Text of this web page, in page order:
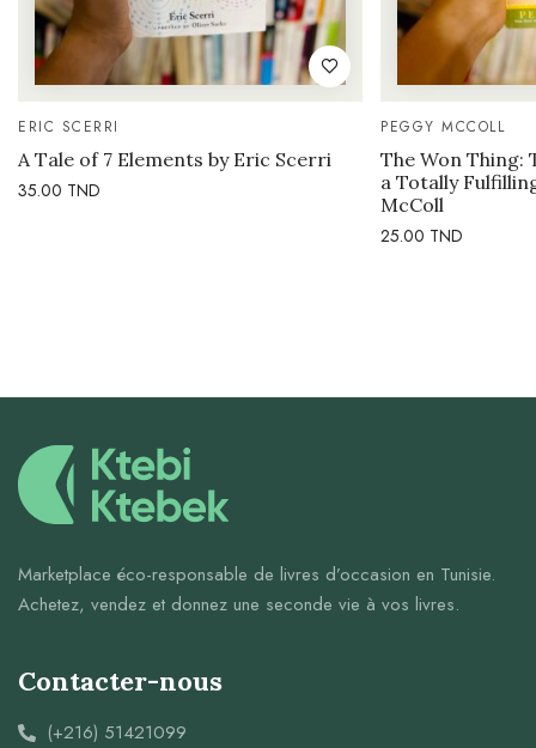
ERIC SCERRI
A Tale of 7 Elements by Eric Scerri
35.00 TND
PEGGY MCCOLL
The Won Thing:
a Totally
McColl
25.00 TND
Marketplace éco-responsable de livres d’occasion en Tunisie.
Achetez, vendez et donnez une seconde vie à vos livres.
Contacter-nous
(+216) 51421099